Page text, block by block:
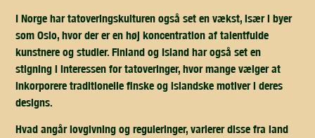
I Norge har tatoveringskulturen også set en vækst, især i byer
som Oslo, hvor der er en høj koncentration af talentfulde
kunstnere og studier. Finland og Island har også set en
stigning i interessen for tatoveringer, hvor mange vælger at
inkorporere traditionelle finske og islandske motiver i deres
designs.
Hvad angår lovgivning og reguleringer, varierer disse fra land